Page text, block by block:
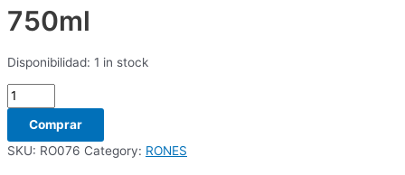
750ml
Disponibilidad: 1 in stock
Comprar
SKU: RO076 Category: RONES